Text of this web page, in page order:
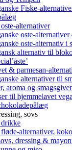
Fiske-
alternativer
oste-
oste-alternativ i
alternativ til
& parmesan-
alternativer til
aroma og
til hjemmelavet
sovs
drikke
fløde-alternativer,
dressing &